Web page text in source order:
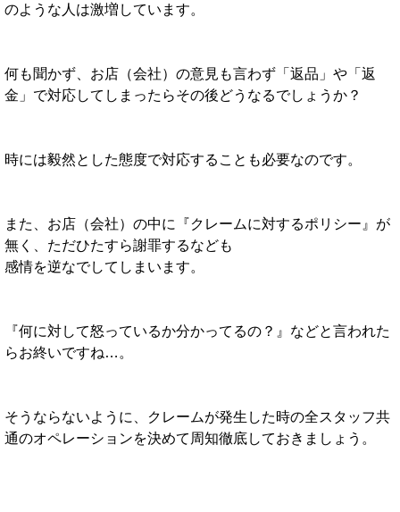
のような人は激増しています。
何も聞かず、お店（会社）の意見も言わず「返品」や「返
金」で対応してしまったらその後どうなるでしょうか？
時には毅然とした態度で対応することも必要なのです。
また、お店（会社）の中に『クレームに対するポリシー』が
無く、ただひたすら謝罪するなども
感情を逆なでしてしまいます。
『何に対して怒っているか分かってるの？』などと言われた
らお終いですね…。
そうならないように、クレームが発生した時の全スタッフ共
通のオペレーションを決めて周知徹底しておきましょう。